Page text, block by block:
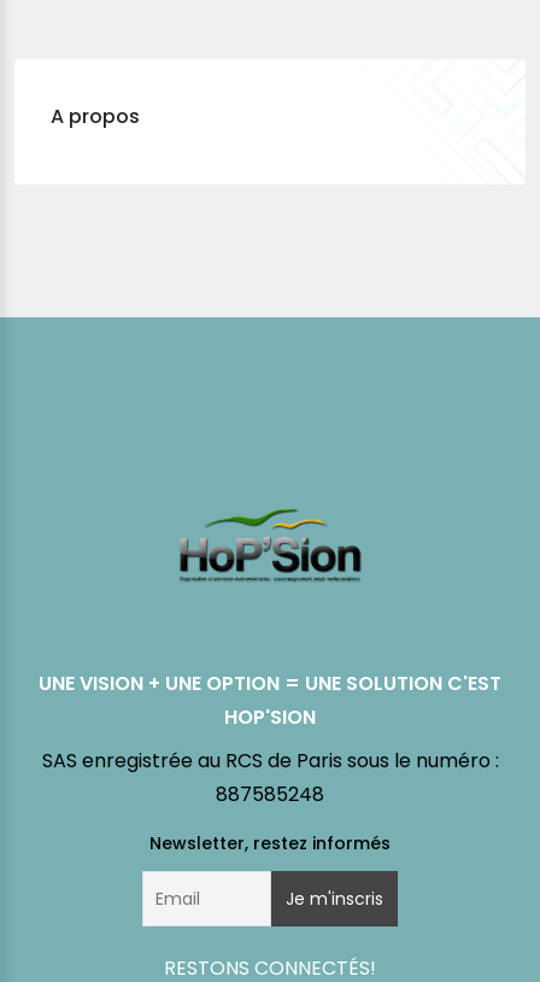
A propos
UNE VISION + UNE OPTION = UNE SOLUTION C'EST
HOP'SION
SAS enregistrée au RCS de Paris sous le numéro :
887585248
RESTONS CONNECTÉS!